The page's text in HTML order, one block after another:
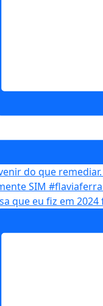
que eu fiz em 2024